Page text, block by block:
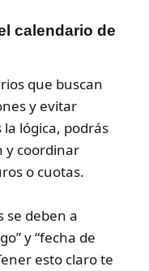
calendario de
que buscan
y evitar
lógica, podrás
y coordinar
o cuotas.
se deben a
y “fecha de
esto claro te